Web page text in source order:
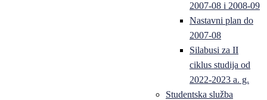
2007-08 i 2008-09
Nastavni plan do
2007-08
Silabusi za II
ciklus studija od
2022-2023 a. g.
Studentska služba